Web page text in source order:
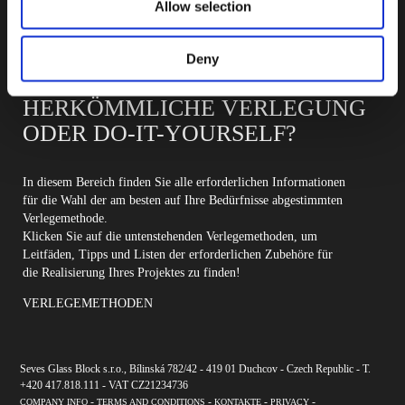
Allow selection
Deny
HERKÖMMLICHE VERLEGUNG
ODER DO-IT-YOURSELF?
In diesem Bereich finden Sie alle erforderlichen Informationen
für die Wahl der am besten auf Ihre Bedürfnisse abgestimmten
Verlegemethode.
Klicken Sie auf die untenstehenden Verlegemethoden, um
Leitfäden, Tipps und Listen der erforderlichen Zubehöre für
die Realisierung Ihres Projektes zu finden!
VERLEGEMETHODEN
Seves Glass Block s.r.o., Bílinská 782/42 - 419 01 Duchcov - Czech Republic - T.
+420 417.818.111 - VAT CZ21234736
COMPANY INFO -TERMS AND CONDITIONS -KONTAKTE -PRIVACY -